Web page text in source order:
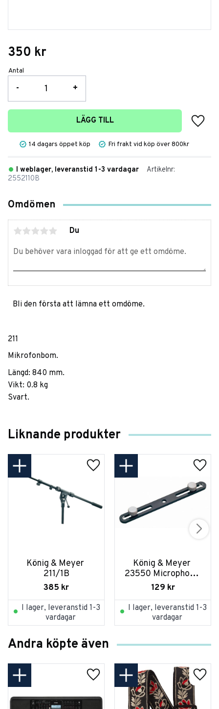
350 kr
Antal
+
-
LÄGG TILL
Lägg
14 dagars öppet köp Fri frakt vid köp över 800kr
I weblager, leveranstid 1-3 vardagar
Artikelnr
2552110B
Omdömen
Du
Bli den första att lämna ett omdöme.
211
Mikrofonbom.
Längd: 840 mm.
Vikt: 0.8 kg
Svart.
Liknande produkter
König & Meyer
211/1B
385 kr
I lager, leveranstid 1-3
vardagar
König & Meyer
23550 Microphone
Bar Black
129 kr
I lager, leveranstid 1-3
vardagar
Andra köpte även